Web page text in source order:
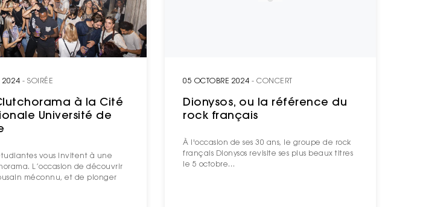
2024- SOIRÉE
à la Cité
Université de
vous invitent à une
L’occasion de découvrir
méconnu, et de plonger
05 OCTOBRE 2024- CONCERT
Dionysos, ou la référence du
rock français
À l'occasion de ses 30 ans, le groupe de rock
français Dionysos revisite ses plus beaux titres
le 5 octobre…